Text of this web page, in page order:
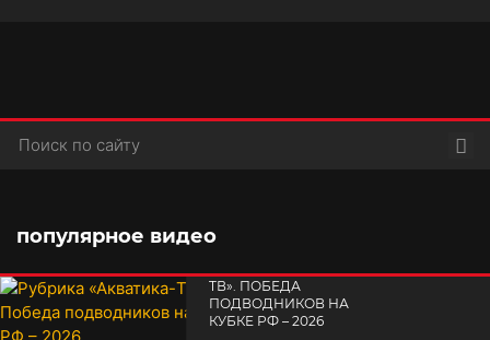
популярное видео
TВ». ПОБЕДА
ПОДВОДНИКОВ НА
КУБКЕ РФ – 2026